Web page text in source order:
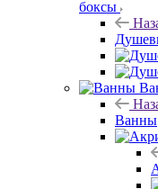
боксы
Ванны